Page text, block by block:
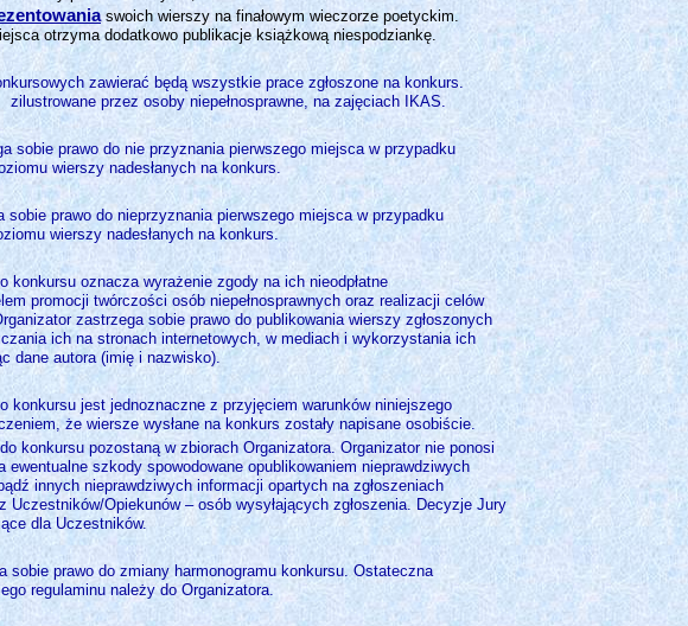
swoich wierszy na finałowym wieczorze poetyckim.
otrzyma dodatkowo publikacje książkową niespodziankę.
zawierać będą wszystkie prace zgłoszone na konkurs.
zilustrowane przez osoby niepełnosprawne, na zajęciach IKAS.
sobie prawo do nie przyznania pierwszego miejsca w przypadku
wierszy nadesłanych na konkurs.
sobie prawo do nieprzyznania pierwszego miejsca w przypadku
wierszy nadesłanych na konkurs.
konkursu oznacza wyrażenie zgody na ich nieodpłatne
promocji twórczości osób niepełnosprawnych oraz realizacji celów
zastrzega sobie prawo do publikowania wierszy zgłoszonych
ich na stronach internetowych, w mediach i wykorzystania ich
dane autora (imię i nazwisko).
konkursu jest jednoznaczne z przyjęciem warunków niniejszego
że wiersze wysłane na konkurs zostały napisane osobiście.
konkursu pozostaną w zbiorach Organizatora. Organizator nie ponosi
ewentualne szkody spowodowane opublikowaniem nieprawdziwych
innych nieprawdziwych informacji opartych na zgłoszeniach
Uczestników/Opiekunów – osób wysyłających zgłoszenia. Decyzje Jury
dla Uczestników.
sobie prawo do zmiany harmonogramu konkursu. Ostateczna
regulaminu należy do Organizatora.